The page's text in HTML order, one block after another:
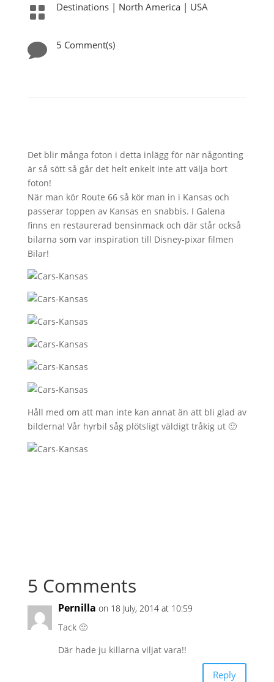
 Destinations| North America| USA
 5 Comment(s)
Det blir många foton i detta inlägg för när någonting
är så sött så går det helt enkelt inte att välja bort
foton!
När man kör Route 66 så kör man in i Kansas och
passerar toppen av Kansas en snabbis. I Galena
finns en restaurerad bensinmack och där står också
bilarna som var inspiration till Disney-pixar filmen
Bilar!
Håll med om att man inte kan annat än att bli glad av
bilderna! Vår hyrbil såg plötsligt väldigt tråkig ut 🙂
5 Comments
Pernilla on 18 July, 2014 at 10:59
Tack 🙂
Där hade ju killarna viljat vara!!
Reply